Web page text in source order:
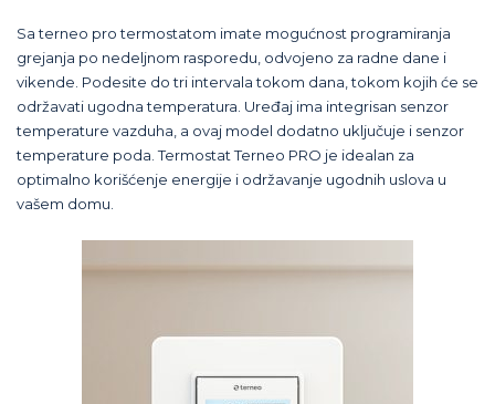
Sa terneo pro termostatom imate mogućnost programiranja
grejanja po nedeljnom rasporedu, odvojeno za radne dane i
vikende. Podesite do tri intervala tokom dana, tokom kojih će se
održavati ugodna temperatura. Uređaj ima integrisan senzor
temperature vazduha, a ovaj model dodatno uključuje i senzor
temperature poda. Termostat Terneo PRO je idealan za
optimalno korišćenje energije i održavanje ugodnih uslova u
vašem domu.